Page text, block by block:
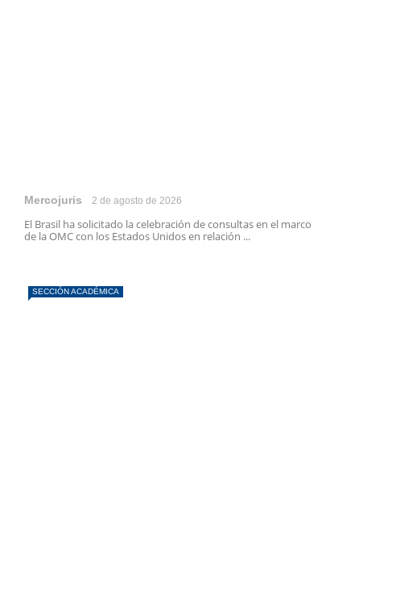
Mercojuris 2 de agosto de 2026
El Brasil ha solicitado la celebración de consultas en el marco
de la OMC con los Estados Unidos en relación ...
SECCIÓN ACADÉMICA